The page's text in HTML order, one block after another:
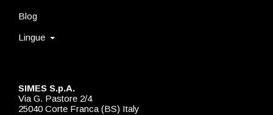
SIMES S.p.A.
Via G. Pastore 2/4
25040 Corte Franca (BS) Italy
Blog
Lingue